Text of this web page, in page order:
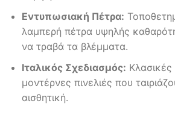
Εντυπωσιακή Πέτρα:
λαμπερή πέτρα υψηλής
να τραβά τα βλέμματα.
Ιταλικός Σχεδιασμός:
μοντέρνες πινελιές που
αισθητική.